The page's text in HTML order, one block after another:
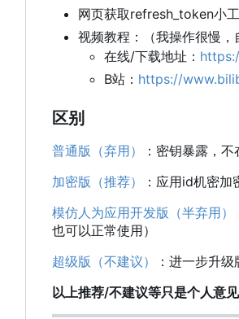
网页获取refresh_token小
视频教程：（我操作很慢，
在线/下载地址：
B站： https://
区别
普通版（弃用）
：密钥暴露，
加密版（推荐）
：应用id机密
模仿人为应用开发版（半弃用）
也可以正常使用）
超级版（不建议）
：进一步升
以上推荐/不建议等只是个人意